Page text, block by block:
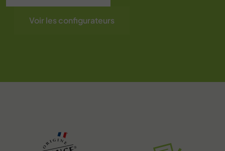
Voir les configurateurs